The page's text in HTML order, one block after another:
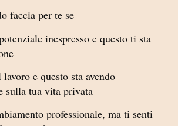
faccia per te se
inespresso e questo ti sta
e questo sta avendo
sulla tua vita privata
professionale, ma ti senti